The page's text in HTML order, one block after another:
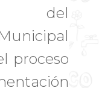
del
proceso